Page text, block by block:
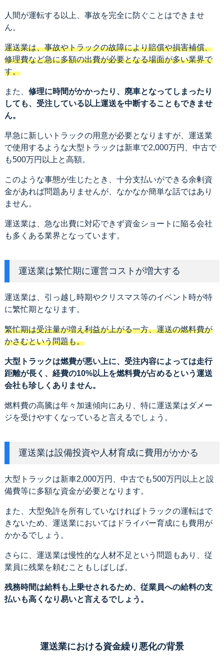
人間が運転する以上、事故を完全に防ぐことはできませ
ん。
運送業は、事故やトラックの故障により賠償や損害補償、
修理費など急に多額の出費が必要となる場面が多い業界で
す。
また、 修理に時間がかかったり、廃車となってしまったり
しても、受注している以上運送を中断することもできませ
ん。
早急に新しいトラックの用意が必要となりますが、運送業
で使用するような大型トラックは新車で2,000万円、中古で
も500万円以上と高額。
このような事態が生じたとき、十分支払いができる余剰資
金があれば問題ありませんが、なかなか簡単な話ではあり
ません。
運送業は、急な出費に対応できず資金ショートに陥る会社
も多くある業界となっています。
運送業は繁忙期に運営コストが増大する
運送業は、引っ越し時期やクリスマス等のイベント時が特
に繁忙期となります。
繁忙期は受注量が増え利益が上がる一方、運送の燃料費が
かさむという問題も。
大型トラックは燃費が悪い上に、受注内容によっては走行
距離が長く、経費の10%以上を燃料費が占めるという運送
会社も珍しくありません。
燃料費の高騰は年々加速傾向にあり、特に運送業はダメー
ジを受けやすくなっていると言えるでしょう。
運送業は設備投資や人材育成に費用がかかる
大型トラックは新車2,000万円、中古でも500万円以上と設
備費等に多額な資金が必要となります。
また、大型免許を所有していなければトラックの運転はで
きないため、運送業においてはドライバー育成にも費用が
かかるでしょう。
さらに、運送業は慢性的な人材不足という問題もあり、従
業員に残業を頼むこともしばしば。
残務時間は給料も上乗せされるため、従業員への給料の支
払いも高くなり易いと言えるでしょう。
運送業における資金繰り悪化の背景